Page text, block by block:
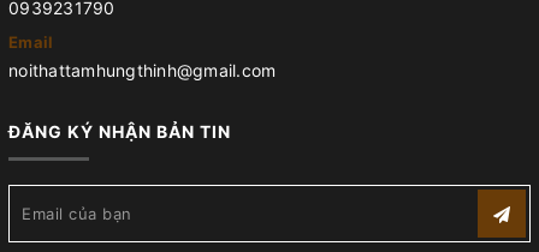
0939231790
Email
noithattamhungthinh@gmail.com
ĐĂNG KÝ NHẬN BẢN TIN